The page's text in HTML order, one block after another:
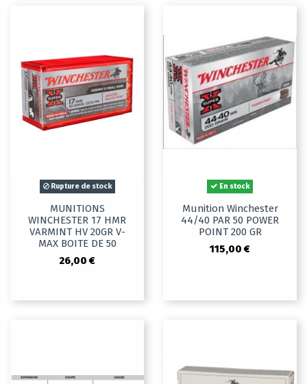
Rupture de stock
MUNITIONS
WINCHESTER 17 HMR
VARMINT HV 20GR V-
MAX BOITE DE 50
26,00 €
En stock
Munition Winchester
44/40 PAR 50 POWER
POINT 200 GR
115,00 €